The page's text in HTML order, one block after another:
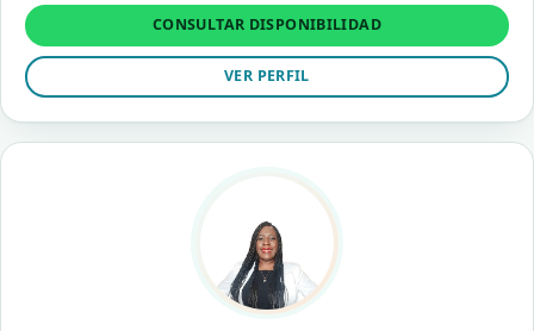
CONSULTAR DISPONIBILIDAD
VER PERFIL